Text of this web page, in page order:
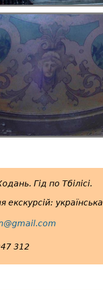
Гід по Тбілісі.
українська
312